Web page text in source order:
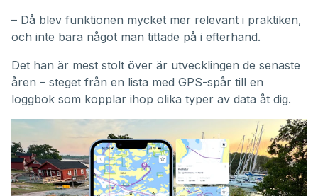
– Då blev funktionen mycket mer relevant i praktiken,
och inte bara något man tittade på i efterhand.
Det han är mest stolt över är utvecklingen de senaste
åren – steget från en lista med GPS-spår till en
loggbok som kopplar ihop olika typer av data åt dig.